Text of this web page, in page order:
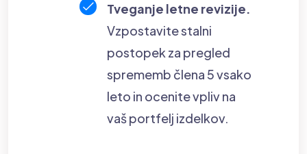
Tveganje letne revizije.
Vzpostavite stalni
postopek za pregled
sprememb člena 5 vsako
leto in ocenite vpliv na
vaš portfelj izdelkov.